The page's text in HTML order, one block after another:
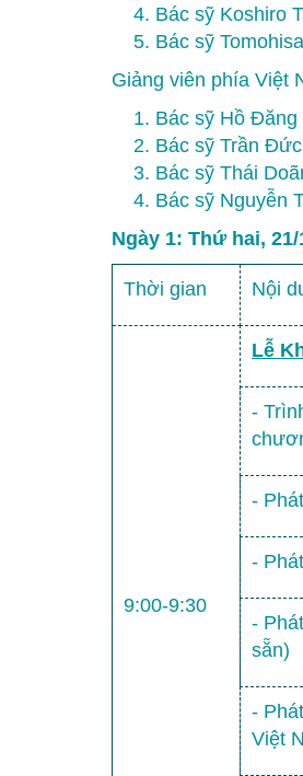
Bác sỹ Koshiro
Bác sỹ
Giảng viên phía Việt
Bác sỹ Hồ Đăng
Bác sỹ Trần
Bác sỹ Thái
Bác sỹ Nguyễn
Ngày 1: Thứ hai, 21/
Thời gian Nội
9:00-9:30
Lễ
-
-
-
-
sẵn)
-
Việt